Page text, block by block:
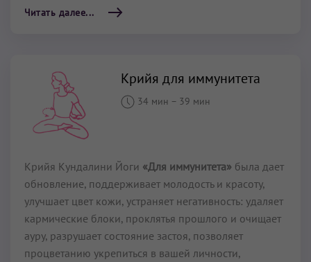
Читать далее...
Крийя для иммунитета
34 мин – 39 мин
Крийя Кундалини Йоги «Для иммунитета» была дает
обновление, поддерживает молодость и красоту,
улучшает цвет кожи, устраняет негативность: удаляет
кармические блоки, проклятья прошлого и очищает
ауру, разрушает состояние застоя, позволяет
процветанию укрепиться в вашей личности,